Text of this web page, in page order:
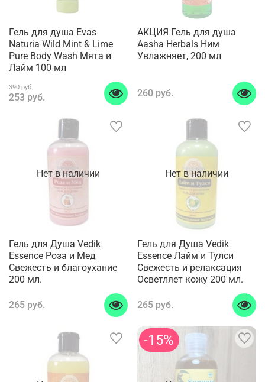
Гель для душа Evas
Naturia Wild Mint & Lime
Pure Body Wash Мята и
Лайм 100 мл
390 руб.
253 руб.
АКЦИЯ Гель для душа
Aasha Herbals Ним
Увлажняет, 200 мл
260 руб.
Нет в наличии
Гель для Душа Vedik
Essence Роза и Мед
Свежесть и благоухание
200 мл.
265 руб.
Нет в наличии
Гель для Душа Vedik
Essence Лайм и Тулси
Свежесть и релаксация
Осветляет кожу 200 мл.
265 руб.
-15%